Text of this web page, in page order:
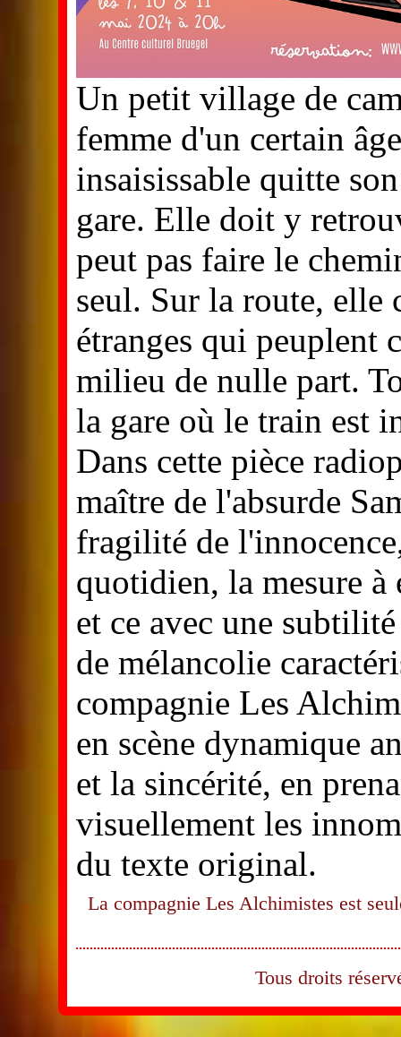
Un petit village de
femme d'un certain
insaisissable quitte
gare. Elle doit y
peut pas faire le
seul. Sur la route, elle
étranges qui peuplent
milieu de nulle part.
la gare où le train est
Dans cette pièce
maître de l'absurde
fragilité de
quotidien, la mesure à
et ce avec une
de mélancolie
compagnie Les
en scène dynamique
et la sincérité, en
visuellement les
du texte original.
La compagnie Les Alchimistes est
Tous droits